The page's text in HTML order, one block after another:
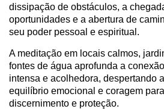
dissipação de obstáculos, a
oportunidades e a abertura de
seu poder pessoal e espiritual.
A meditação em locais calmos,
fontes de água aprofunda a
intensa e acolhedora, despertando
equilíbrio emocional e coragem
discernimento e proteção.